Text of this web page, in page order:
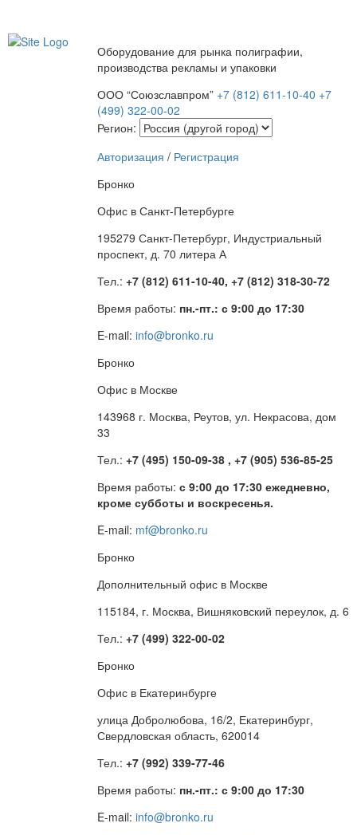
Оборудование для рынка полиграфии,
производства рекламы и упаковки
ООО “Союзславпром” +7 (812) 611-10-40 +7
(499) 322-00-02
Регион:
Авторизация / Регистрация
Бронко
Офис в Санкт-Петербурге
195279 Санкт-Петербург, Индустриальный
проспект, д. 70 литера А
Тел.: +7 (812) 611-10-40, +7 (812) 318-30-72
Время работы: пн.-пт.: с 9:00 до 17:30
E-mail: info@bronko.ru
Бронко
Офис в Москве
143968 г. Москва, Реутов, ул. Некрасова, дом
33
Тел.: +7 (495) 150-09-38 , +7 (905) 536-85-25
Время работы: с 9:00 до 17:30 ежедневно,
кроме субботы и воскресенья.
E-mail: mf@bronko.ru
Бронко
Дополнительный офис в Москве
115184, г. Москва, Вишняковский переулок, д. 6
Тел.: +7 (499) 322-00-02
Бронко
Офис в Екатеринбурге
улица Добролюбова, 16/2, Екатеринбург,
Свердловская область, 620014
Тел.: +7 (992) 339-77-46
Время работы: пн.-пт.: с 9:00 до 17:30
E-mail: info@bronko.ru